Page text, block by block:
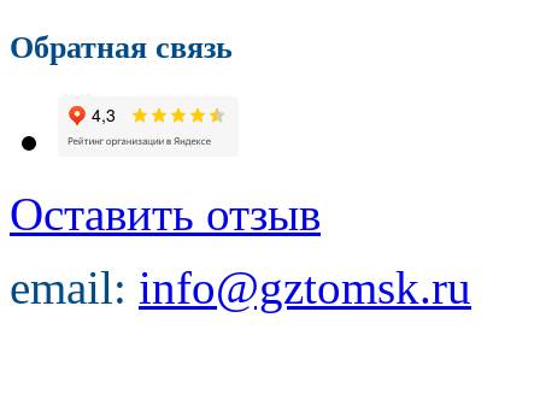
Обратная связь
Оставить отзыв
email: info@gztomsk.ru